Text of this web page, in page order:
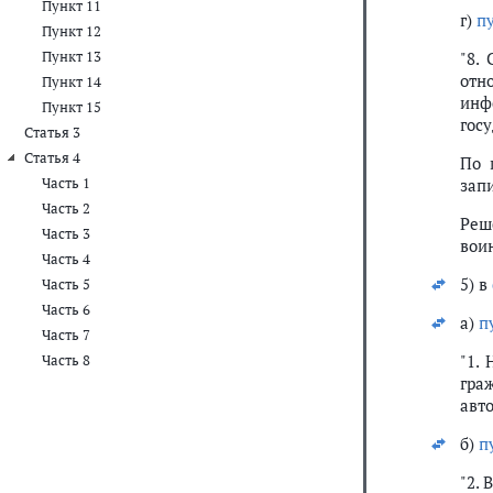
Пункт 11
Пункт 12
Пункт 13
Пункт 14
Пункт 15
Статья 3
Статья 4
Часть 1
Часть 2
Часть 3
Часть 4
Часть 5
Часть 6
Часть 7
Часть 8
г)
"8.
По
5) в
а)
"1.
б)
"2.